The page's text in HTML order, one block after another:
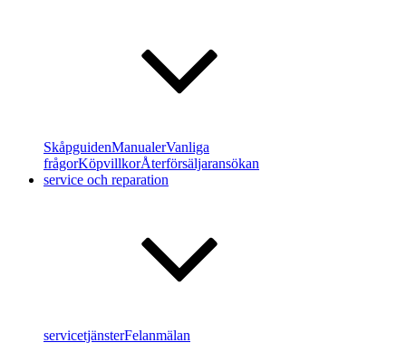
SkåpguidenManualerVanliga
frågorKöpvillkorÅterförsäljaransökan
service och reparation
servicetjänsterFelanmälan